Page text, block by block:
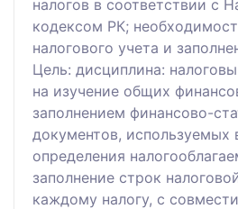
налогов в соответствии с
кодексом РК;
налогового учета и
Цель: дисциплина:
на изучение общих
заполнением финансово-
документов, используемых
определения
заполнение строк
каждому налогу, с